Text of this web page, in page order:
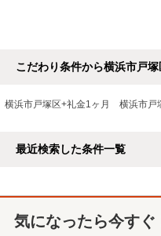
こだわり条件から横浜市戸
横浜市戸塚区+礼金1ヶ月 横浜市戸
最近検索した条件一覧
気になったら今す